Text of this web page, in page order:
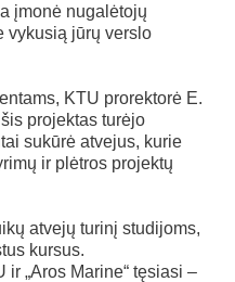
įmonė nugalėtojų
vykusią jūrų verslo
KTU prorektorė E.
projektas turėjo
sukūrė atvejus, kurie
ir plėtros projektų
atvejų turinį studijoms,
kursus.
„Aros Marine“ tęsiasi –